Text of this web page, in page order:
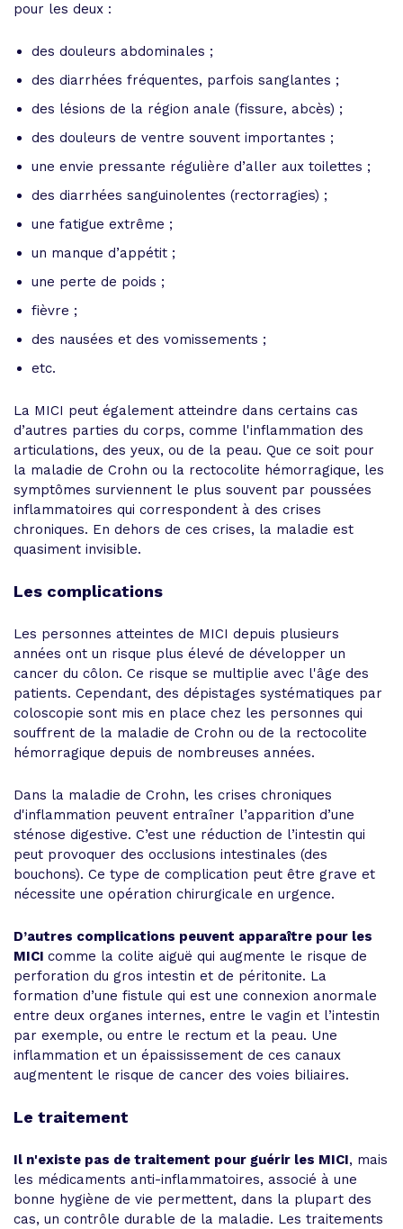
pour les deux :
des douleurs abdominales ;
des diarrhées fréquentes, parfois sanglantes ;
des lésions de la région anale (fissure, abcès) ;
des douleurs de ventre souvent importantes ;
une envie pressante régulière d’aller aux toilettes ;
des diarrhées sanguinolentes (rectorragies) ;
une fatigue extrême ;
un manque d’appétit ;
une perte de poids ;
fièvre ;
des nausées et des vomissements ;
etc.
La MICI peut également atteindre dans certains cas
d’autres parties du corps, comme l'inflammation des
articulations, des yeux, ou de la peau. Que ce soit pour
la maladie de Crohn ou la rectocolite hémorragique, les
symptômes surviennent le plus souvent par poussées
inflammatoires qui correspondent à des crises
chroniques. En dehors de ces crises, la maladie est
quasiment invisible.
Les complications
Les personnes atteintes de MICI depuis plusieurs
années ont un risque plus élevé de développer un
cancer du côlon. Ce risque se multiplie avec l'âge des
patients. Cependant, des dépistages systématiques par
coloscopie sont mis en place chez les personnes qui
souffrent de la maladie de Crohn ou de la rectocolite
hémorragique depuis de nombreuses années.
Dans la maladie de Crohn, les crises chroniques
d'inflammation peuvent entraîner l’apparition d’une
sténose digestive. C’est une réduction de l’intestin qui
peut provoquer des occlusions intestinales (des
bouchons). Ce type de complication peut être grave et
nécessite une opération chirurgicale en urgence.
D’autres complications peuvent apparaître pour les
MICI comme la colite aiguë qui augmente le risque de
perforation du gros intestin et de péritonite. La
formation d’une fistule qui est une connexion anormale
entre deux organes internes, entre le vagin et l’intestin
par exemple, ou entre le rectum et la peau. Une
inflammation et un épaississement de ces canaux
augmentent le risque de cancer des voies biliaires.
Le traitement
Il n'existe pas de traitement pour guérir les MICI, mais
les médicaments anti-inflammatoires, associé à une
bonne hygiène de vie permettent, dans la plupart des
cas, un contrôle durable de la maladie. Les traitements